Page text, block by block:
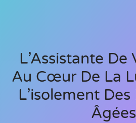
L’Assistante De
Au Cœur De La
L’isolement
Âgées